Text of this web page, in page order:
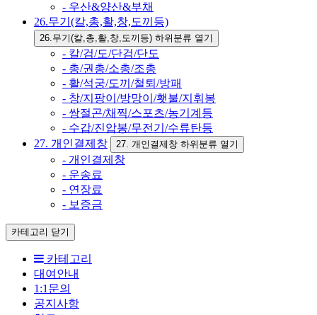
- 우산&양산&부채
26.무기(칼,총,활,창,도끼등)
26.무기(칼,총,활,창,도끼등) 하위분류 열기
- 칼/검/도/단검/단도
- 총/권총/소총/조총
- 활/석궁/도끼/철퇴/방패
- 창/지팡이/방망이/횃불/지휘봉
- 쌍절곤/채찍/스포츠/농기계등
- 수갑/진압봉/무전기/수류탄등
27. 개인결제창
27. 개인결제창 하위분류 열기
- 개인결제창
- 운송료
- 연장료
- 보증금
카테고리 닫기
카테고리
대여안내
1:1문의
공지사항